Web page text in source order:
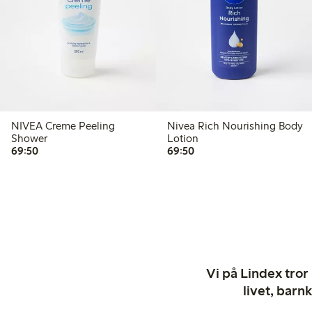
NIVEA Creme Peeling
Shower
69:5069,50 kr
Nivea Rich Nourishing Body
Lotion
69:5069,50 kr
Vi på Lindex tror
livet,